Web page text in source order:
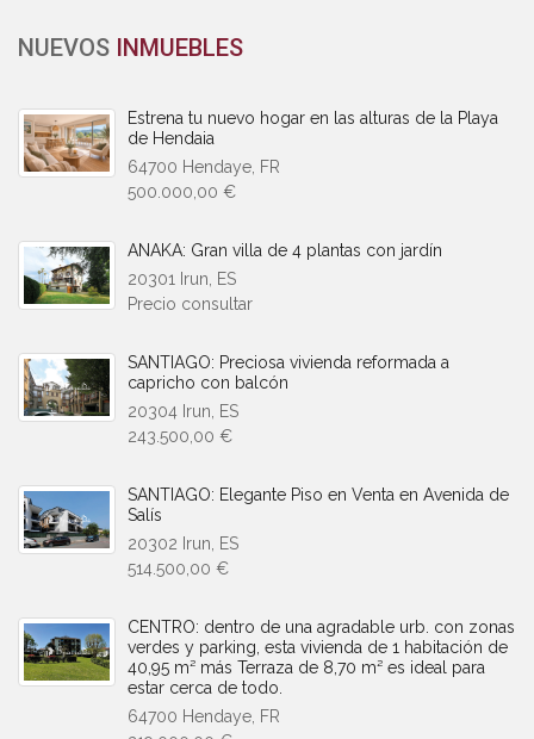
NUEVOS INMUEBLES
Estrena tu nuevo hogar en las alturas de la Playa
de Hendaia
64700 Hendaye, FR
500.000,00 €
ANAKA: Gran villa de 4 plantas con jardín
20301 Irun, ES
Precio consultar
SANTIAGO: Preciosa vivienda reformada a
capricho con balcón
20304 Irun, ES
243.500,00 €
SANTIAGO: Elegante Piso en Venta en Avenida de
Salís
20302 Irun, ES
514.500,00 €
CENTRO: dentro de una agradable urb. con zonas
verdes y parking, esta vivienda de 1 habitación de
40,95 m² más Terraza de 8,70 m² es ideal para
estar cerca de todo.
64700 Hendaye, FR